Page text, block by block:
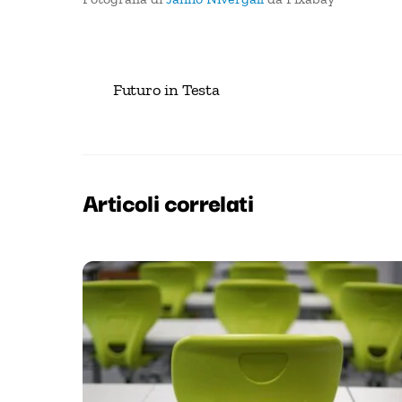
Futuro in Testa